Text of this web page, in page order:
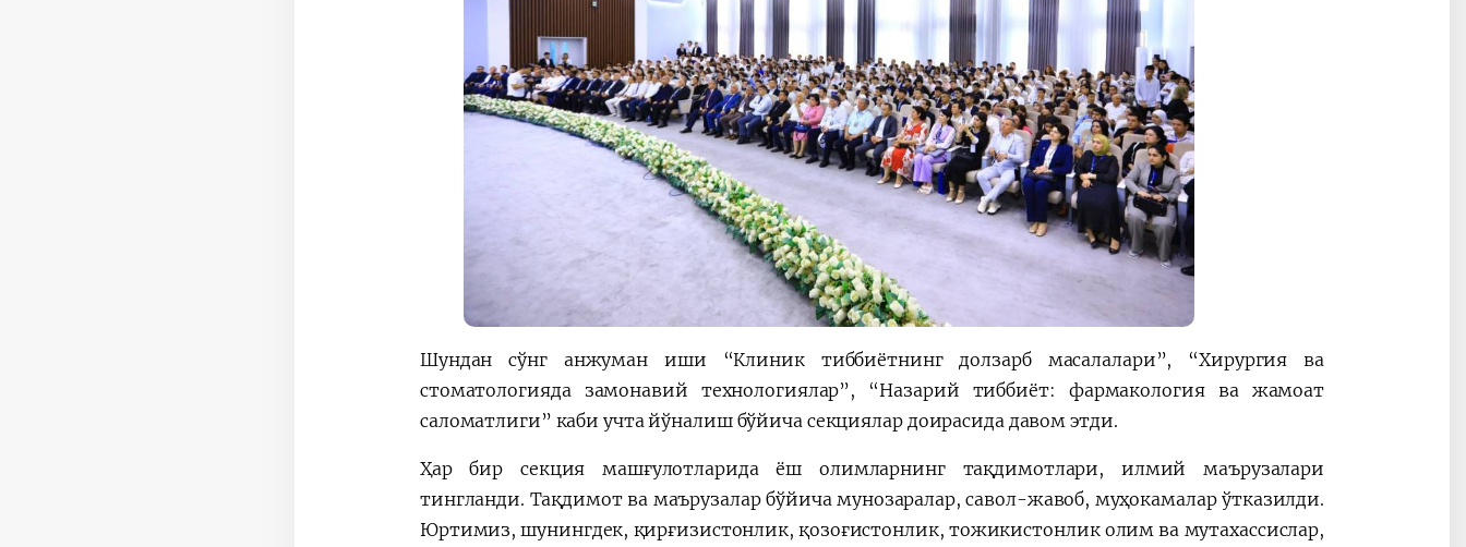
Шундан сўнг анжуман иши “Клиник тиббиётнинг долзарб масалалари”, “Хирургия ва
стоматологияда замонавий технологиялар”, “Назарий тиббиёт: фармакология ва жамоат
саломатлиги” каби учта йўналиш бўйича секциялар доирасида давом этди.
Ҳар бир секция машғулотларида ёш олимларнинг тақдимотлари, илмий маърузалари
тингланди. Тақдимот ва маърузалар бўйича мунозаралар, савол-жавоб, муҳокамалар ўтказилди.
Юртимиз, шунингдек, қирғизистонлик, қозоғистонлик, тожикистонлик олим ва мутахассислар,